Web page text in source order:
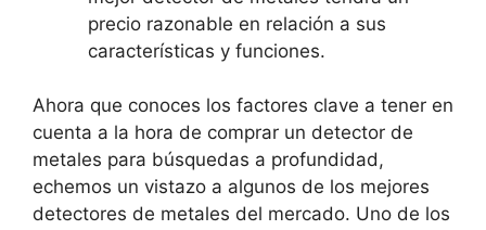
precio razonable en relación a sus
características y funciones.
Ahora que conoces los factores clave a tener en
cuenta a la hora de comprar un detector de
metales para búsquedas a profundidad,
echemos un vistazo a algunos de los mejores
detectores de metales del mercado. Uno de los